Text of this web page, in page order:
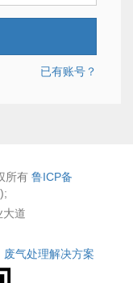
已有账号？
所有 鲁ICP备
大道
废气处理解决方案